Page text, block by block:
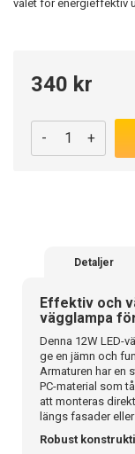
valet för energieffektiv
340 kr
- +
Detaljer
Effektiv och
vägglampa
Denna 12W LED-
ge en jämn och
Armaturen har en
PC-material som
att monteras
längs fasader
Robust